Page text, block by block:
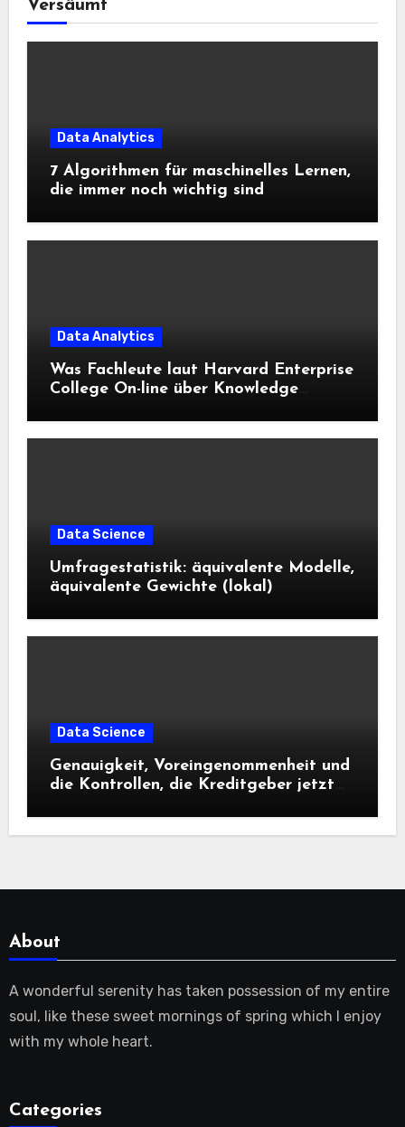
Versäumt
Data Analytics
7 Algorithmen für maschinelles Lernen,
die immer noch wichtig sind
Data Analytics
Was Fachleute laut Harvard Enterprise
College On-line über Knowledge
Data Science
Umfragestatistik: äquivalente Modelle,
äquivalente Gewichte (lokal)
Data Science
Genauigkeit, Voreingenommenheit und
die Kontrollen, die Kreditgeber jetzt
About
A wonderful serenity has taken possession of my entire
soul, like these sweet mornings of spring which I enjoy
with my whole heart.
Categories